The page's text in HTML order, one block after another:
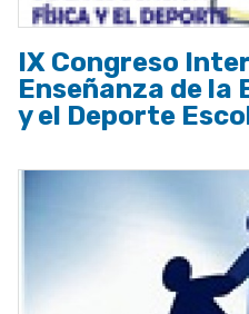
IX Congreso
Enseñanza de la
y el Deporte